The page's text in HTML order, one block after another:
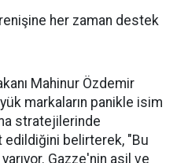
her zaman destek
Mahinur Özdemir
markaların panikle isim
stratejilerinde
belirterek, "Bu
Gazze'nin asil ve